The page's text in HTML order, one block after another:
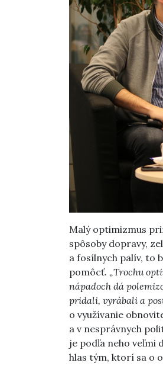
Malý optimizmus
spôsoby dopravy,
a fosílnych palív, to
pomôcť. „Trochu
nápadoch dá
pridali, vyrábali a
o využívanie
a v nesprávnych
je podľa neho veľmi
hlas tým, ktorí sa o